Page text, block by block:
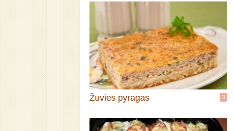
Žuvies pyragas 3